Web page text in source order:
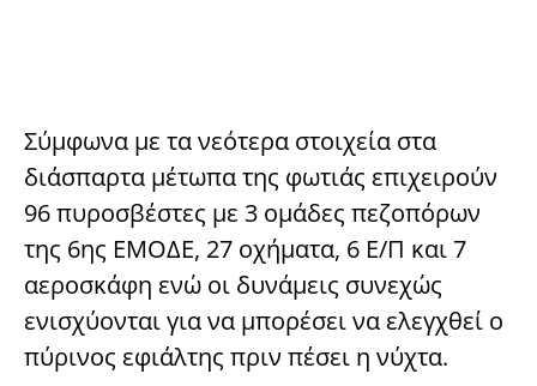
Σύμφωνα με τα νεότερα στοιχεία στα
διάσπαρτα μέτωπα της φωτιάς επιχειρούν
96 πυροσβέστες με 3 ομάδες πεζοπόρων
της 6ης ΕΜΟΔΕ, 27 οχήματα, 6 Ε/Π και 7
αεροσκάφη ενώ οι δυνάμεις συνεχώς
ενισχύονται για να μπορέσει να ελεγχθεί ο
πύρινος εφιάλτης πριν πέσει η νύχτα.